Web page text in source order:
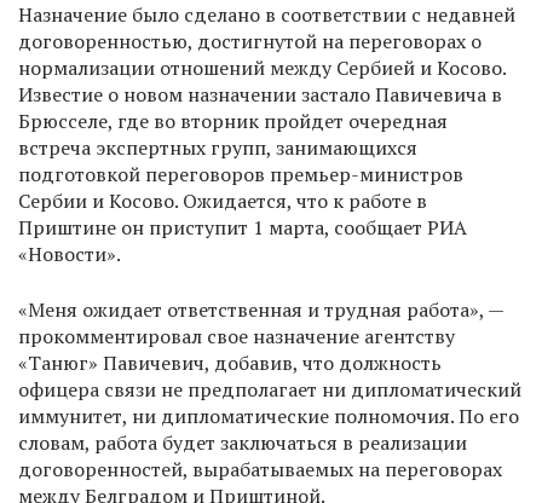
Назначение было сделано в соответствии с недавней
договоренностью, достигнутой на переговорах о
нормализации отношений между Сербией и Косово.
Известие о новом назначении застало Павичевича в
Брюсселе, где во вторник пройдет очередная
встреча экспертных групп, занимающихся
подготовкой переговоров премьер-министров
Сербии и Косово. Ожидается, что к работе в
Приштине он приступит 1 марта, сообщает РИА
«Новости».
«Меня ожидает ответственная и трудная работа», —
прокомментировал свое назначение агентству
«Танюг» Павичевич, добавив, что должность
офицера связи не предполагает ни дипломатический
иммунитет, ни дипломатические полномочия. По его
словам, работа будет заключаться в реализации
договоренностей, вырабатываемых на переговорах
между Белградом и Приштиной.